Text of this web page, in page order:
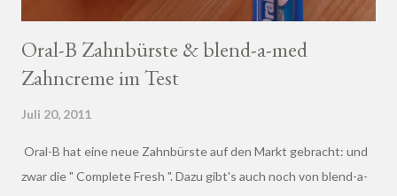
Oral-B Zahnbürste & blend-a-med
Zahncreme im Test
Juli 20, 2011
Oral-B hat eine neue Zahnbürste auf den Markt gebracht: und
zwar die " Complete Fresh ". Dazu gibt's auch noch von blend-a-